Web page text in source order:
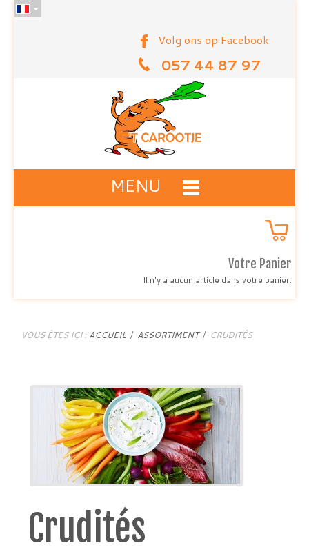
Volg ons op Facebook
057 44 87 97
MENU
Votre Panier
Il n'y a aucun article dans votre panier.
VOUS ÊTES ICI : ACCUEIL ASSORTIMENT CRUDITÉS
Crudités